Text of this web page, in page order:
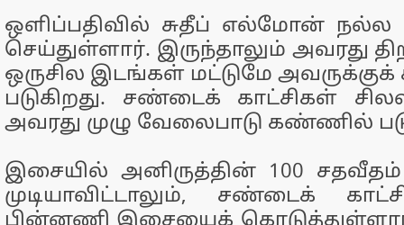
ஒளிப்பதிவில் சுதீப் எல்மோன்
செய்துள்ளார். இருந்தாலும் அவரது
ஒருசில இடங்கள் மட்டுமே அவருக்குக்
படுகிறது. சண்டைக் காட்சிகள்
அவரது முழு வேலைபாடு கண்ணில்
இசையில் அனிருத்தின் 100
முடியாவிட்டாலும், சண்டைக்